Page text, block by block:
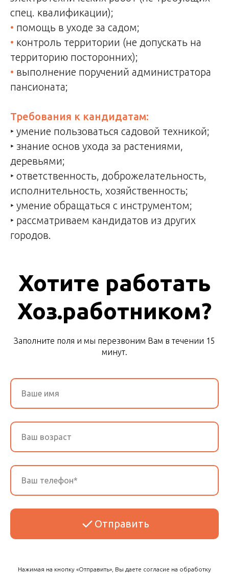
спец. квалификации);
• помощь в уходе за садом;
• контроль территории (не допускать на
территорию посторонних);
• выполнение поручений администратора
пансионата;
Требования к кандидатам:
‣ умение пользоваться садовой техникой;
‣ знание основ ухода за растениями,
деревьями;
‣ ответственность, доброжелательность,
исполнительность, хозяйственность;
‣ умение обращаться с инструментом;
‣ рассматриваем кандидатов из других
городов.
Хотите работать
Хоз.работником?
Заполните поля и мы перезвоним Вам в течении 15
минут.
Отправить
Нажимая на кнопку «Отправить», Вы даете согласие на обработку